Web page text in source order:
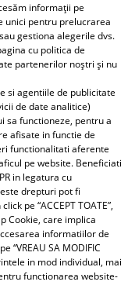
relația
Popescu
ei
antrenorul a
Rareș Cojoc,
aștepta la ce
Vedeta a
informații pe
unici pentru prelucrarea
gestiona alegerile dvs.
cu politica de
partenerilor noștri și nu
si agentiile de publicitate
de date analitice)
sa functioneze, pentru a
afisate in functie de
functionalitati aferente
pe website. Beneficiati
in legatura cu
drepturi pot fi
pe “ACCEPT TOATE”,
Cookie, care implica
informatiilor de
“VREAU SA MODIFIC
in mod individual, mai
functionarea website-